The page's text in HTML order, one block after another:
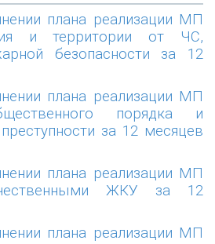
плана реализации МП
и территории от ЧС,
безопасности за 12
плана реализации МП
порядка и
за 12 месяцев
плана реализации МП
ЖКУ за 12
плана реализации МП